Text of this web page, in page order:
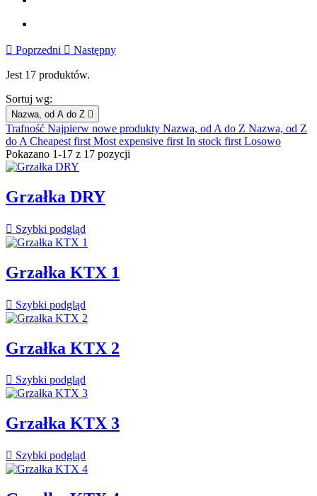
Producenci
 Poprzedni  Następny
Jest 17 produktów.
Sortuj wg:
Nazwa, od A do Z 
Trafność Najpierw nowe produkty Nazwa, od A do Z Nazwa, od Z
do A Cheapest first Most expensive first In stock first Losowo
Pokazano 1-17 z 17 pozycji
Grzałka DRY
 Szybki podgląd
Grzałka KTX 1
 Szybki podgląd
Grzałka KTX 2
 Szybki podgląd
Grzałka KTX 3
 Szybki podgląd